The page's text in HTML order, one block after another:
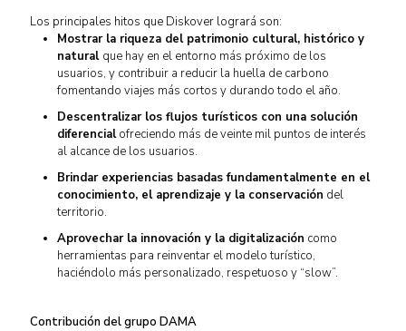
Los principales hitos que Diskover logrará son:
Mostrar la riqueza del patrimonio cultural, histórico y
natural que hay en el entorno más próximo de los
usuarios, y contribuir a reducir la huella de carbono
fomentando viajes más cortos y durando todo el año.
Descentralizar los flujos turísticos con una solución
diferencialofreciendo más de veinte mil puntos de interés
al alcance de los usuarios.
Brindar experiencias basadas fundamentalmente en el
conocimiento, el aprendizaje y la conservación del
territorio.
Aprovechar la innovación y la digitalización como
herramientas para reinventar el modelo turístico,
haciéndolo más personalizado, respetuoso y “slow”.
Contribución del grupo DAMA